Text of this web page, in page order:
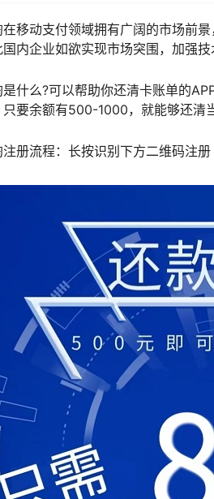
移动支付领域拥有广阔的市场前
内企业如欲实现市场突围，加强技
什么?可以帮助你还清卡账单的
只要余额有500-1000，就能够还清
册流程：长按识别下方二维码注册